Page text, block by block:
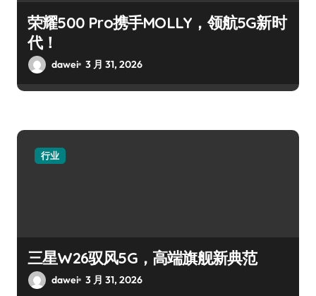
荣耀500 Pro携手MOLLY，领航5G新时
代！
dawei 3 月 31, 2026
行业
三星W26驭风5G，高端旗舰新典范
dawei 3 月 31, 2026